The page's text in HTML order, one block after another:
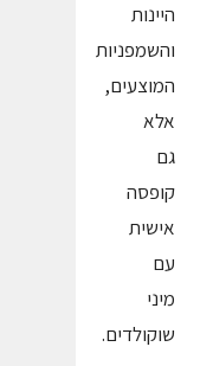
היינות
והשמפניות
המוצעים,
אלא
גם
קופסה
אישית
עם
מיני
שוקולדים.